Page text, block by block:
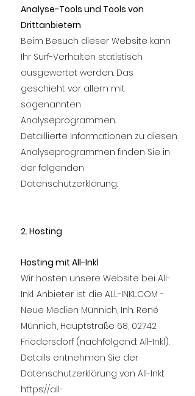
Analyse-Tools und Tools von
Drittanbietern
Beim Besuch dieser Website kann
Ihr Surf-Verhalten statistisch
ausgewertet werden. Das
geschieht vor allem mit
sogenannten
Analyseprogrammen.
Detaillierte Informationen zu diesen
Analyseprogrammen finden Sie in
der folgenden
Datenschutzerklärung.
2. Hosting
Hosting mit All-Inkl
Wir hosten unsere Website bei All-
Inkl. Anbieter ist die ALL-INKL.COM -
Neue Medien Münnich, Inh. René
Münnich, Hauptstraße 68, 02742
Friedersdorf (nachfolgend: All-Inkl).
Details entnehmen Sie der
Datenschutzerklärung von All-Inkl:
https://all-